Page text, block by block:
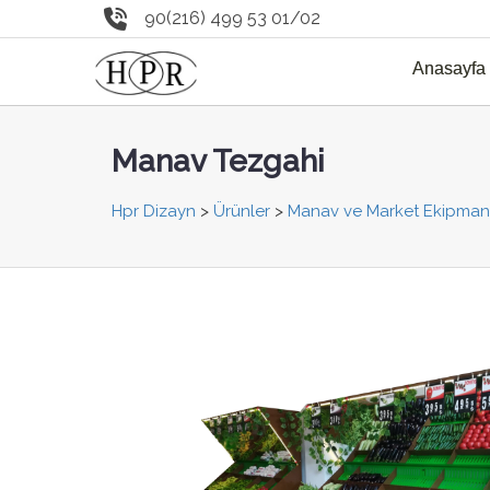
90(216) 499 53 01/02
Anasayfa
Manav Tezgahi
Hpr Dizayn > Ürünler > Manav ve Market